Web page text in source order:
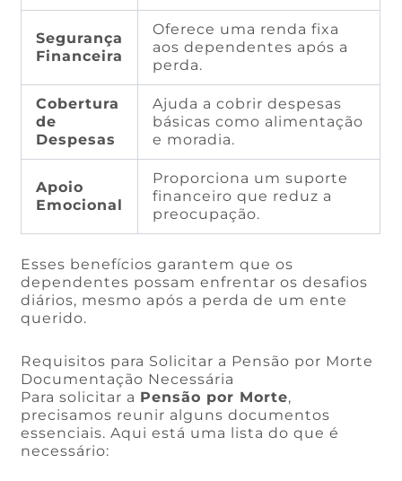
Segurança
Financeira
Oferece uma renda fixa
aos dependentes após a
perda.
Cobertura
de
Despesas
Ajuda a cobrir despesas
básicas como alimentação
e moradia.
Apoio
Emocional
Proporciona um suporte
financeiro que reduz a
preocupação.
Esses benefícios garantem que os
dependentes possam enfrentar os desafios
diários, mesmo após a perda de um ente
querido.
Requisitos para Solicitar a Pensão por Morte
Documentação Necessária
Para solicitar a Pensão por Morte,
precisamos reunir alguns documentos
essenciais. Aqui está uma lista do que é
necessário: